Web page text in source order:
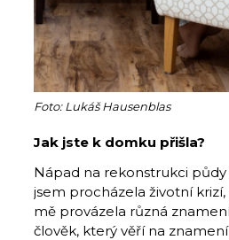
Foto: Lukáš Hausenblas
Jak jste k domku přišla?
Nápad na rekonstrukci půdy
jsem procházela životní
mě provázela různá
člověk, který věří na